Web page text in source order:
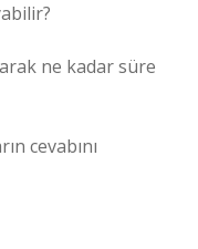
ne kadar süre
cevabını